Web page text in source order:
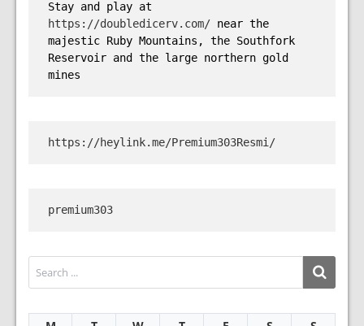
https://doubledicerv.com/ near the
majestic Ruby Mountains, the Southfork
Reservoir and the large northern gold
mines
https://heylink.me/Premium303Resmi/
premium303